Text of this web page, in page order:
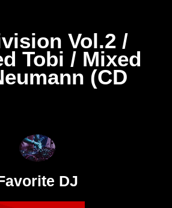
Später
–
01:53:01
Vol.2 /
Tobi / Mixed
(CD
DJ